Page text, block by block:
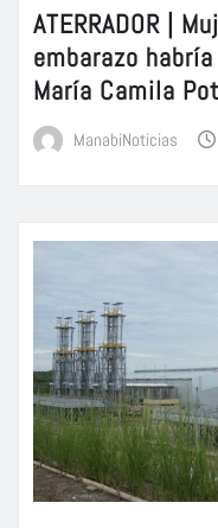
ATERRADOR |
embarazo
María Camila
ManabiNoticias